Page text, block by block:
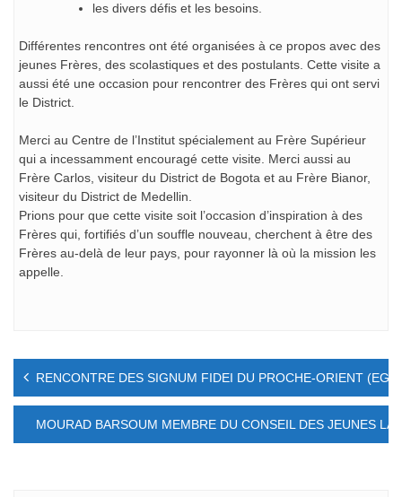
les divers défis et les besoins.
Différentes rencontres ont été organisées à ce propos avec des
jeunes Frères, des scolastiques et des postulants. Cette visite a
aussi été une occasion pour rencontrer des Frères qui ont servi
le District.
Merci au Centre de l’Institut spécialement au Frère Supérieur
qui a incessamment encouragé cette visite. Merci aussi au
Frère Carlos, visiteur du District de Bogota et au Frère Bianor,
visiteur du District de Medellin.
Prions pour que cette visite soit l’occasion d’inspiration à des
Frères qui, fortifiés d’un souffle nouveau, cherchent à être des
Frères au-delà de leur pays, pour rayonner là où la mission les
appelle.
Navigation
l’article
RENCONTRE DES SIGNUM FIDEI DU PROCHE-ORIENT
MOURAD BARSOUM MEMBRE DU CONSEIL DES JEUNES